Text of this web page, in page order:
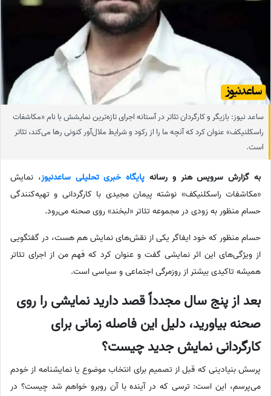
ساعد نیوز: بازیگر و کارگردان تئاتر در آستانه اجرای تازه‌ترین نمایشش با نام «مکاشفات
راسکلنیکف» عنوان کرد که آنچه ما را از رکود و شرایط ملال‌آور کنونی رها می‌کند، تئاتر
است.
به گزارش سرویس هنر و رسانه پایگاه خبری تحلیلی ساعدنیوز، نمایش
«مکاشفات راسکلنیکف» نوشته پیمان مجیدی با کارگردانی و تهیه‌کنندگی
حسام منظور به زودی در مجموعه تئاتر «لبخند» روی صحنه می‌رود.
حسام منظور که خود ایفاگر یکی از نقش‌های نمایش هم هست، در گفتگویی
از ویژگی‌های این اثر نمایشی گفت و عنوان کرد که فهم من از اجرای تئاتر
همیشه تاکیدی بیشتر از روزمرگی اجتماعی و سیاسی است.
بعد از پنج سال مجدداً قصد دارید نمایشی را روی
صحنه بیاورید، دلیل این فاصله زمانی برای
کارگردانی نمایش جدید چیست؟
پرسش بنیادینی که قبل از تصمیم برای انتخاب موضوع یا نمایشنامه از خودم
می‌پرسم، این است: ترسی که در آینده با آن روبرو خواهم شد چیست؟ در